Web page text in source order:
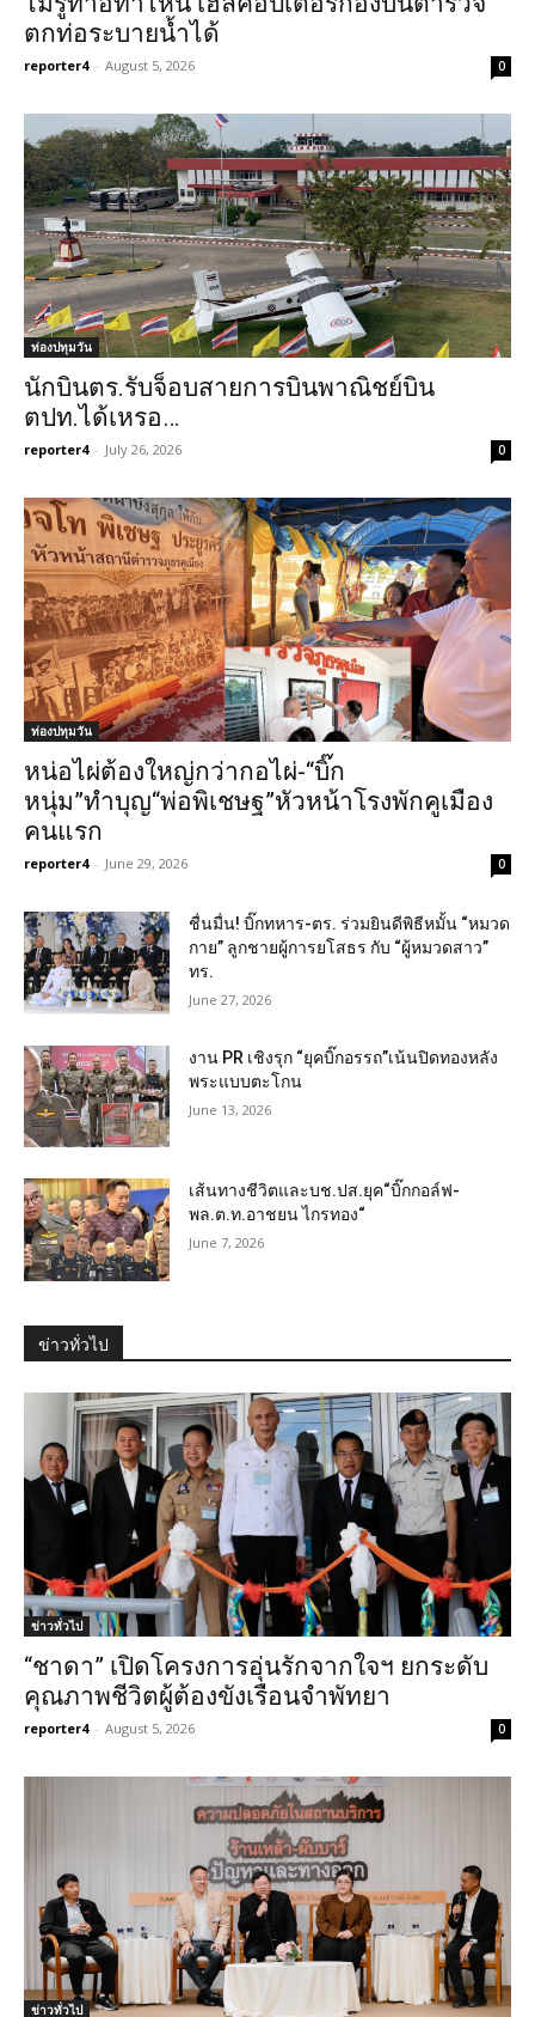
ตกท่อระบายน้ำได้
reporter4 - August 5, 2026 0
ท่องปทุมวัน
นักบินตร.รับจ็อบสายการบินพาณิชย์บิน
ตปท.ได้เหรอ…
reporter4 - July 26, 2026 0
ท่องปทุมวัน
หน่อไผ่ต้องใหญ่กว่ากอไผ่-“บิ๊ก
หนุ่ม”ทำบุญ“พ่อพิเชษฐ”หัวหน้าโรงพักคูเมือง
คนแรก
reporter4 - June 29, 2026 0
ชื่นมื่น! บิ๊กทหาร-ตร. ร่วมยินดีพิธีหมั้น “หมวด
กาย” ลูกชายผู้การยโสธร กับ “ผู้หมวดสาว”
ทร.
June 27, 2026
งาน PR เชิงรุก “ยุคบิ๊กอรรถ”เน้นปิดทองหลัง
พระแบบตะโกน
June 13, 2026
เส้นทางชีวิตและบช.ปส.ยุค“บิ๊กกอล์ฟ-
พล.ต.ท.อาชยน ไกรทอง“
June 7, 2026
ข่าวทั่วไป
ข่าวทั่วไป
“ชาดา” เปิดโครงการอุ่นรักจากใจฯ ยกระดับ
คุณภาพชีวิตผู้ต้องขังเรือนจำพัทยา
reporter4 - August 5, 2026 0
ข่าวทั่วไป